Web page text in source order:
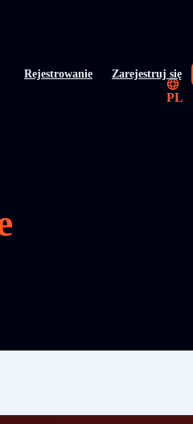
Rejestrowanie Zarejestruj się
PL